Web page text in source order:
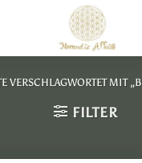
VERSCHLAGWORTET MIT
FILTER